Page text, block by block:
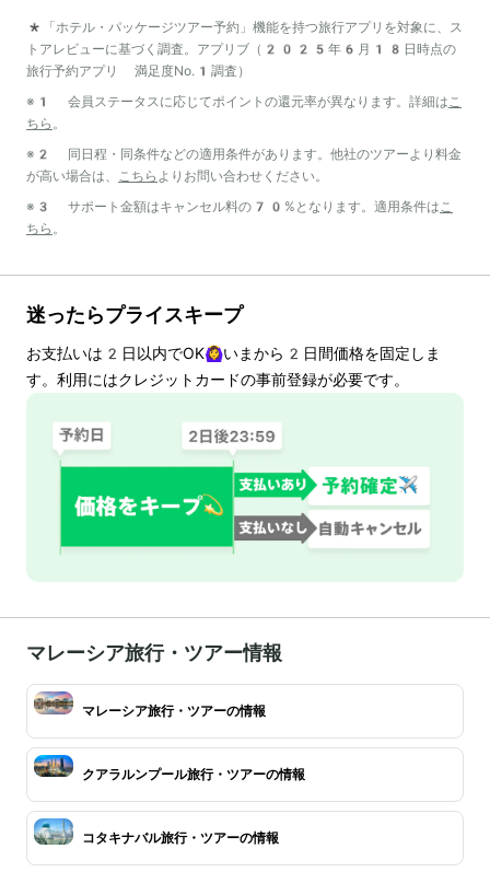
*「ホテル・パッケージツアー予約」機能を持つ旅行アプリを対象に、ス
トアレビューに基づく調査。アプリブ（2025年6月18日時点の
旅行予約アプリ 満足度No.1調査）
※1 会員ステータスに応じてポイントの還元率が異なります。詳細は こ
ちら 。
※2 同日程・同条件などの適用条件があります。他社のツアーより料金
が高い場合は、
こちら よりお問い合わせください。
※3 サポート金額はキャンセル料の70%となります。適用条件は こ
ちら 。
迷ったらプライスキープ
お支払いは 2 日以内でOK🙆‍♀️いまから 2 日間価格を固定しま
す。利用にはクレジットカードの事前登録が必要です。
マレーシア旅行・ツアー情報
マレーシア旅行・ツアーの情報
クアラルンプール旅行・ツアーの情報
コタキナバル旅行・ツアーの情報